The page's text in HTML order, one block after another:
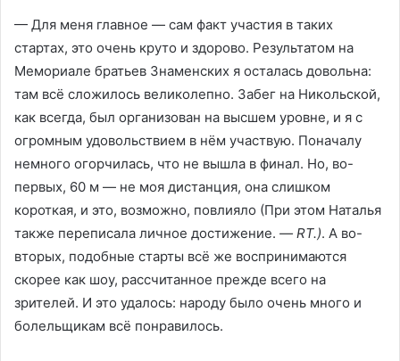
— Для меня главное — сам факт участия в таких
стартах, это очень круто и здорово. Результатом на
Мемориале братьев Знаменских я осталась довольна:
там всё сложилось великолепно. Забег на Никольской,
как всегда, был организован на высшем уровне, и я с
огромным удовольствием в нём участвую. Поначалу
немного огорчилась, что не вышла в финал. Но, во-
первых, 60 м — не моя дистанция, она слишком
короткая, и это, возможно, повлияло (При этом Наталья
также переписала личное достижение. — RT.). А во-
вторых, подобные старты всё же воспринимаются
скорее как шоу, рассчитанное прежде всего на
зрителей. И это удалось: народу было очень много и
болельщикам всё понравилось.